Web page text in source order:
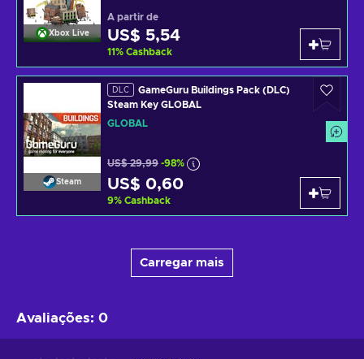
Xbox Live
A partir de
US$ 5,54
11% Cashback
Steam
DLC
GameGuru Buildings Pack (DLC)
Steam Key GLOBAL
GLOBAL
US$ 29,99 -98%
US$ 0,60
9% Cashback
Carregar mais
Avaliações: 0